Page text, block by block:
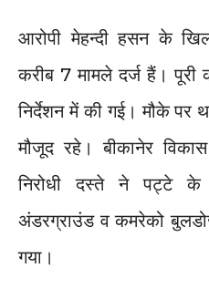
आरोपी मेहन्दी हसन के
करीब 7 मामले दर्ज हैं। पूरी
निर्देशन में की गई। मौके पर
मौजूद रहे। बीकानेर
निरोधी दस्ते ने पट्टे के
अंडरग्राउंड व कमरेको
गया।